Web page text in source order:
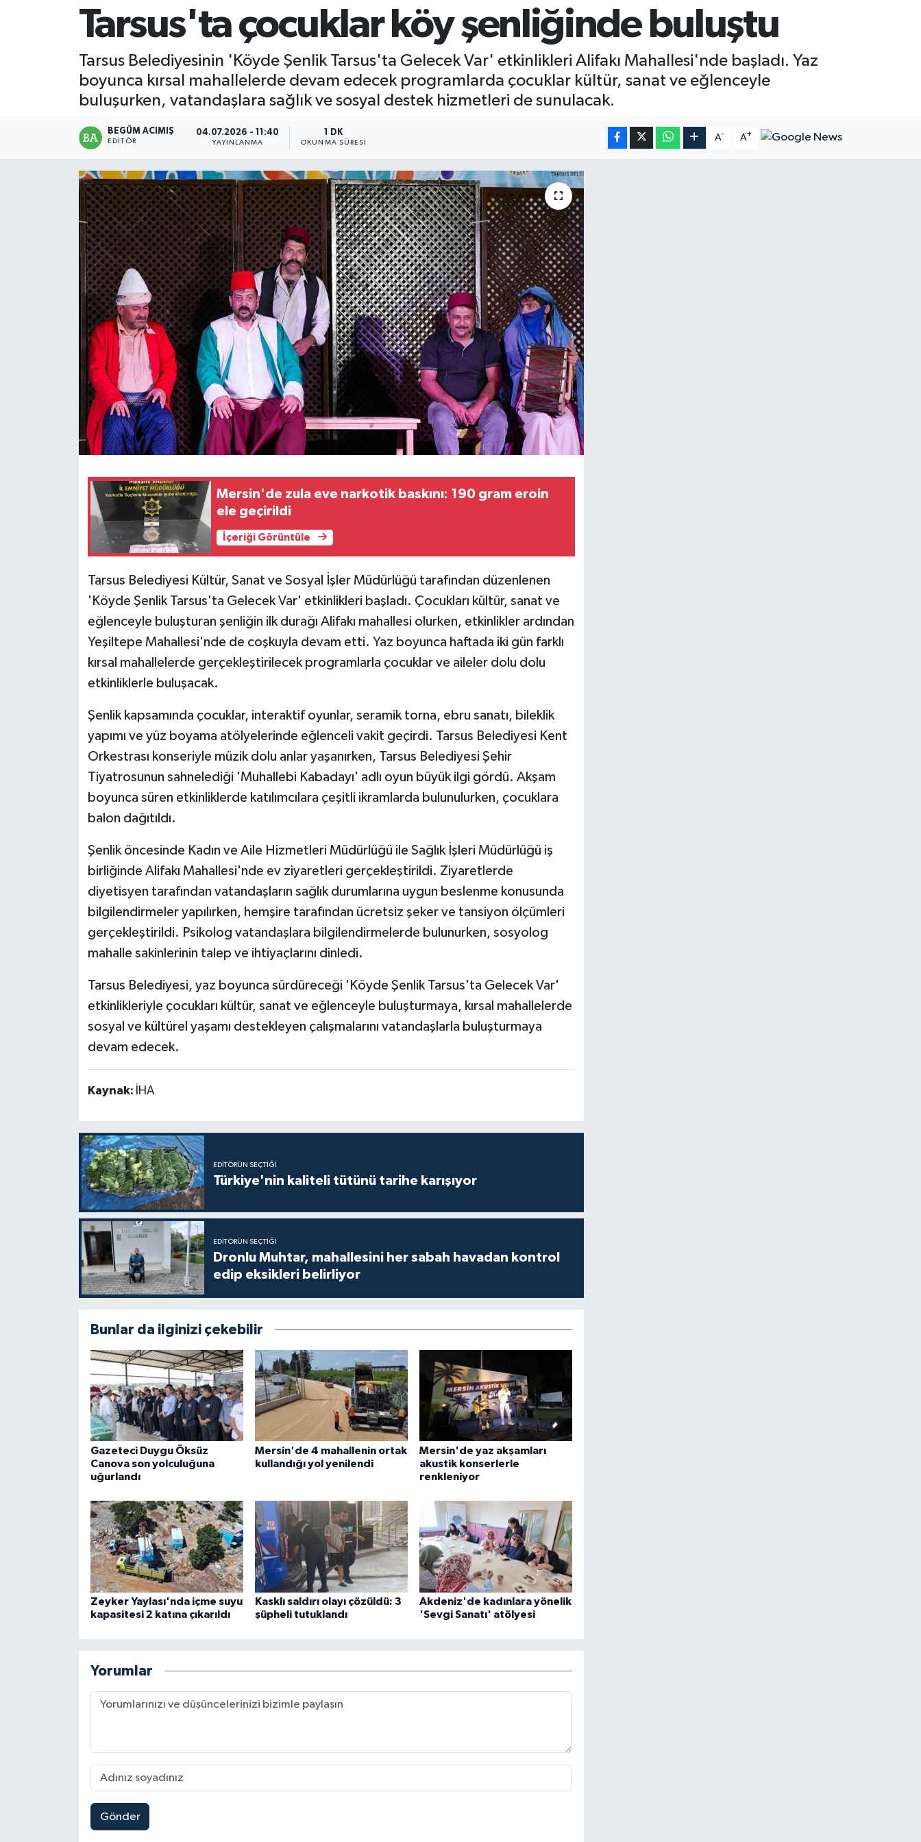
Tarsus'ta çocuklar köy şenliğinde buluştu
Tarsus Belediyesinin 'Köyde Şenlik Tarsus'ta Gelecek Var' etkinlikleri Alifakı Mahallesi'nde başladı. Yaz
boyunca kırsal mahallelerde devam edecek programlarda çocuklar kültür, sanat ve eğlenceyle
buluşurken, vatandaşlara sağlık ve sosyal destek hizmetleri de sunulacak.
BEGÜM ACIMIŞ
EDITÖR
04.07.2026 - 11:40
YAYINLANMA
1 DK
OKUNMA SÜRESI
A- A+
Mersin'de zula eve narkotik baskını: 190 gram eroin
ele geçirildi
İçeriği Görüntüle
Tarsus Belediyesi Kültür, Sanat ve Sosyal İşler Müdürlüğü tarafından düzenlenen
'Köyde Şenlik Tarsus'ta Gelecek Var' etkinlikleri başladı. Çocukları kültür, sanat ve
eğlenceyle buluşturan şenliğin ilk durağı Alifakı mahallesi olurken, etkinlikler ardından
Yeşiltepe Mahallesi'nde de coşkuyla devam etti. Yaz boyunca haftada iki gün farklı
kırsal mahallelerde gerçekleştirilecek programlarla çocuklar ve aileler dolu dolu
etkinliklerle buluşacak.
Şenlik kapsamında çocuklar, interaktif oyunlar, seramik torna, ebru sanatı, bileklik
yapımı ve yüz boyama atölyelerinde eğlenceli vakit geçirdi. Tarsus Belediyesi Kent
Orkestrası konseriyle müzik dolu anlar yaşanırken, Tarsus Belediyesi Şehir
Tiyatrosunun sahnelediği 'Muhallebi Kabadayı' adlı oyun büyük ilgi gördü. Akşam
boyunca süren etkinliklerde katılımcılara çeşitli ikramlarda bulunulurken, çocuklara
balon dağıtıldı.
Şenlik öncesinde Kadın ve Aile Hizmetleri Müdürlüğü ile Sağlık İşleri Müdürlüğü iş
birliğinde Alifakı Mahallesi'nde ev ziyaretleri gerçekleştirildi. Ziyaretlerde
diyetisyen tarafından vatandaşların sağlık durumlarına uygun beslenme konusunda
bilgilendirmeler yapılırken, hemşire tarafından ücretsiz şeker ve tansiyon ölçümleri
gerçekleştirildi. Psikolog vatandaşlara bilgilendirmelerde bulunurken, sosyolog
mahalle sakinlerinin talep ve ihtiyaçlarını dinledi.
Tarsus Belediyesi, yaz boyunca sürdüreceği 'Köyde Şenlik Tarsus'ta Gelecek Var'
etkinlikleriyle çocukları kültür, sanat ve eğlenceyle buluşturmaya, kırsal mahallelerde
sosyal ve kültürel yaşamı destekleyen çalışmalarını vatandaşlarla buluşturmaya
devam edecek.
Kaynak: İHA
EDITÖRÜN SEÇTIĞI
Türkiye'nin kaliteli tütünü tarihe karışıyor
EDITÖRÜN SEÇTIĞI
Dronlu Muhtar, mahallesini her sabah havadan kontrol
edip eksikleri belirliyor
Bunlar da ilginizi çekebilir
Gazeteci Duygu Öksüz
Canova son yolculuğuna
uğurlandı
Mersin'de 4 mahallenin ortak
kullandığı yol yenilendi
Mersin'de yaz akşamları
akustik konserlerle
renkleniyor
Zeyker Yaylası'nda içme suyu
kapasitesi 2 katına çıkarıldı
Kasklı saldırı olayı çözüldü: 3
şüpheli tutuklandı
Akdeniz'de kadınlara yönelik
'Sevgi Sanatı' atölyesi
Yorumlar
Gönder
Mersin Tarihi
Özel Haber
Resmi İlan
Sürmanşet
Teknoloji